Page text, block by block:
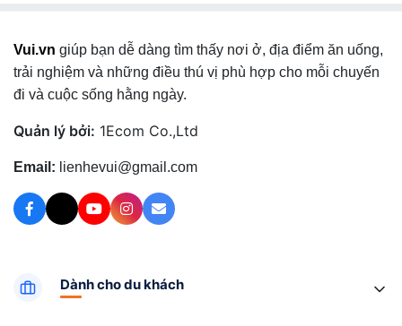
Vui.vn giúp bạn dễ dàng tìm thấy nơi ở, địa điểm ăn uống,
trải nghiệm và những điều thú vị phù hợp cho mỗi chuyến
đi và cuộc sống hằng ngày.
Quản lý bởi: 1Ecom Co.,Ltd
Email: lienhevui@gmail.com
Dành cho du khách